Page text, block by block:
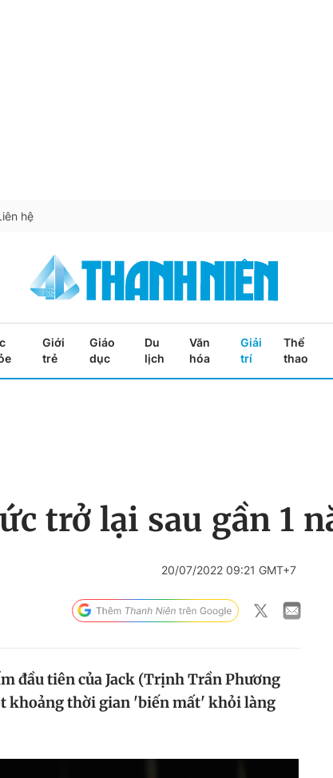
hệ
Giới
trẻ
Giáo
dục
Du
lịch
Văn
hóa
Giải
trí
Thể
thao
trở lại sau gần 1
20/07/2022 09:21 GMT+7
đầu tiên của Jack (Trịnh Trần Phương
khoảng thời gian 'biến mất' khỏi làng